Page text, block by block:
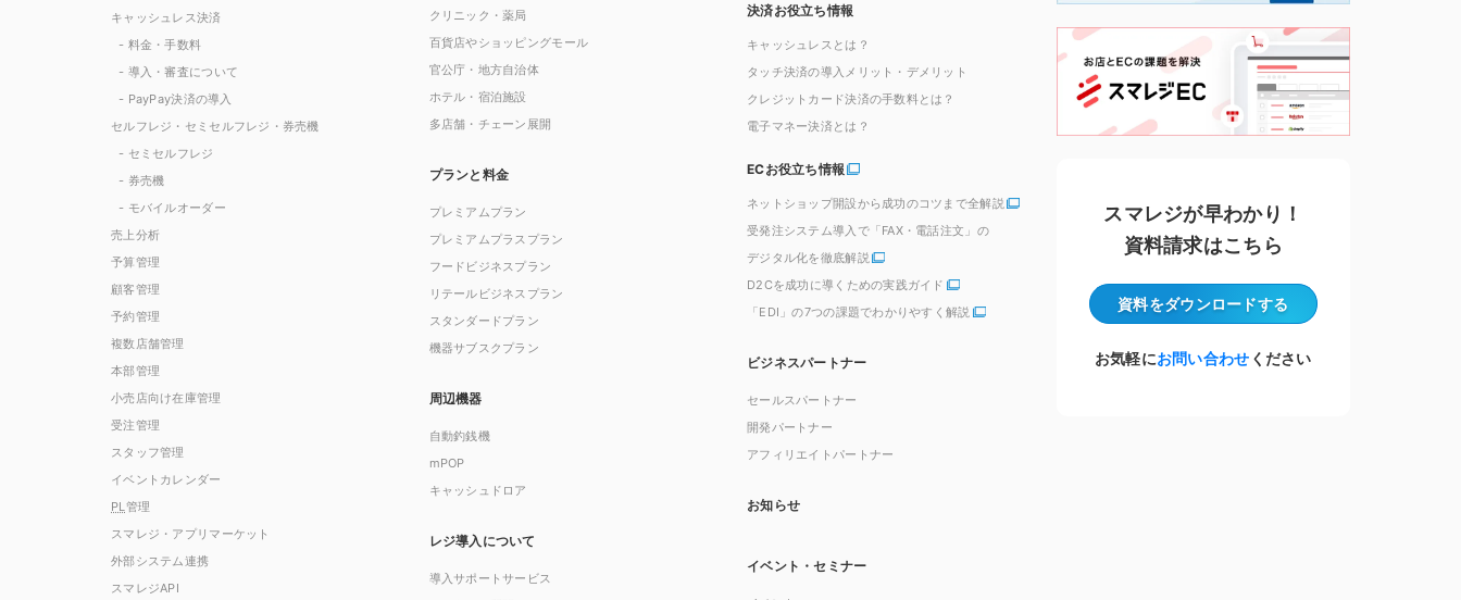
キャッシュレス決済
- 料金・手数料
- 導入・審査について
- PayPay決済の導入
セルフレジ・セミセルフレジ・券売機
- セミセルフレジ
- 券売機
- モバイルオーダー
売上分析
予算管理
顧客管理
予約管理
複数店舗管理
本部管理
小売店向け在庫管理
受注管理
スタッフ管理
イベントカレンダー
PL管理
スマレジ・アプリマーケット
外部システム連携
スマレジAPI
クリニック・薬局
百貨店やショッピングモール
官公庁・地方自治体
ホテル・宿泊施設
多店舗・チェーン展開
プランと料金
プレミアムプラン
プレミアムプラスプラン
フードビジネスプラン
リテールビジネスプラン
スタンダードプラン
機器サブスクプラン
周辺機器
自動釣銭機
mPOP
キャッシュドロア
レジ導入について
導入サポートサービス
決済お役立ち情報
キャッシュレスとは？
タッチ決済の導入メリット・デメリット
クレジットカード決済の手数料とは？
電子マネー決済とは？
ECお役立ち情報
ネットショップ開設から成功のコツまで全解説
受発注システム導入で「FAX・電話注文」の
デジタル化を徹底解説
D2Cを成功に導くための実践ガイド
「EDI」の7つの課題でわかりやすく解説
ビジネスパートナー
セールスパートナー
開発パートナー
アフィリエイトパートナー
お知らせ
イベント・セミナー
スマレジが早わかり！
資料請求はこちら
資料をダウンロードする
お気軽にお問い合わせ ください